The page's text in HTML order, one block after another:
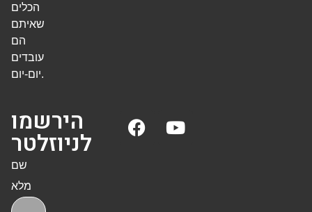
הכלים
שאיתם
הם
עובדים
יום-יום.
הירשמו
לניוזלטר
שם
מלא